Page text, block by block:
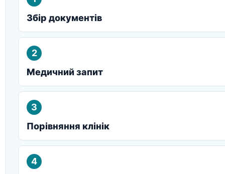
Збір документів
2
Медичний запит
3
Порівняння клінік
4